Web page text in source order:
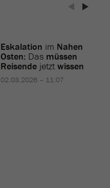
Eskalation im Nahen
Osten: Das müssen
Reisende jetztwissen
02.03.2026 – 11:07